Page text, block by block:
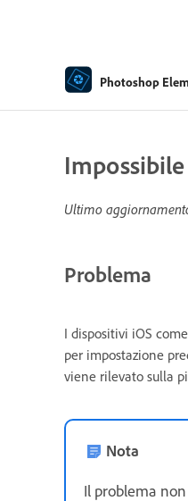
Photoshop
Ultimo
Problema
I dispositivi iOS
per impostazione
viene rilevato sulla
Nota
Il problema non